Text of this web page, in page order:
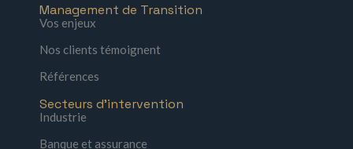
Management de Transition
Vos enjeux
Nos clients témoignent
Références
Secteurs d'intervention
Industrie
Banque et assurance